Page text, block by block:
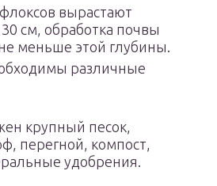
вырастают
см, обработка почвы
меньше этой глубины.
различные
крупный песок,
перегной, компост,
удобрения.